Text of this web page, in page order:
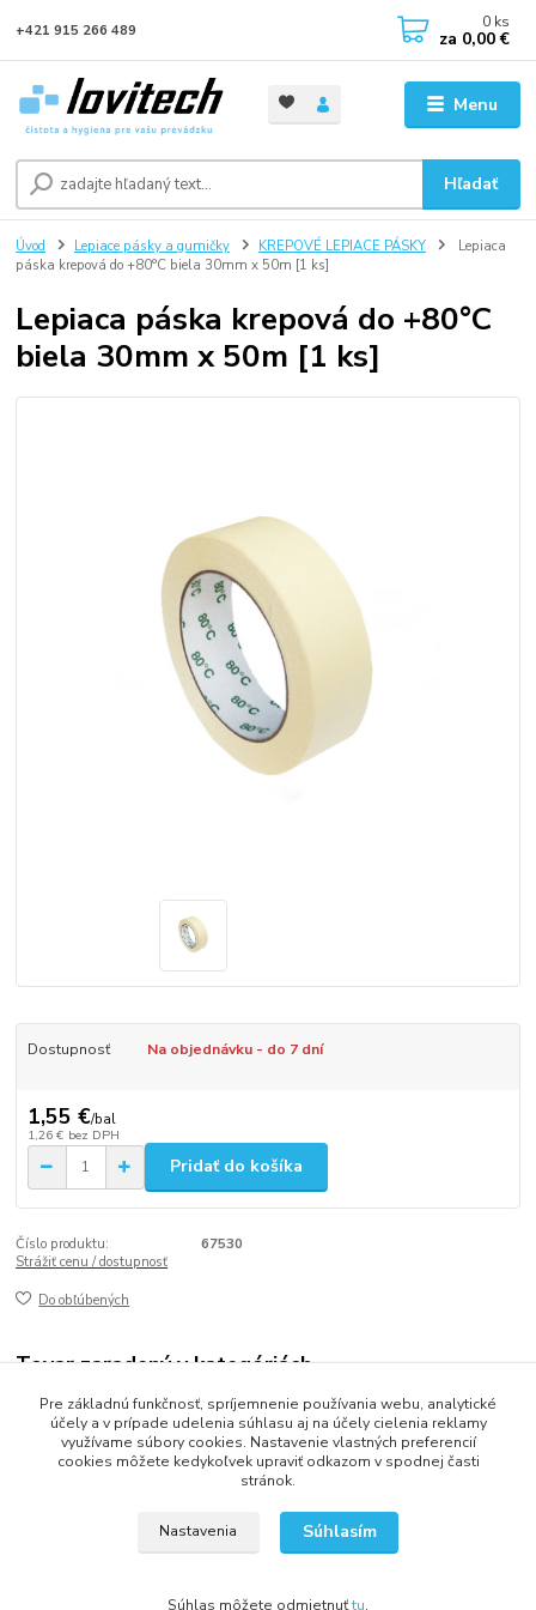
Menu
Hľadať
+421 915 266 489 0 ks
za 0,00 €
Úvod Lepiace pásky a gumičky KREPOVÉ LEPIACE PÁSKY
Lepiaca
páska krepová do +80°C biela 30mm x 50m [1 ks]
Lepiaca páska krepová do +80°C
biela 30mm x 50m [1 ks]
Dostupnosť Na objednávku - do 7 dní
1,55 €/bal
1,26 € bez DPH
Pridať do košíka
Číslo produktu:
67530
Strážiť cenu / dostupnosť
Do obľúbených
Tovar zaradený v kategóriách
KREPOVÉ LEPIACE PÁSKY
2013 - 2025 LOVITECH, s.r.o. - Už 12 rokov s Vami...
Pre základnú funkčnosť, spríjemnenie používania webu, analytické
účely a v prípade udelenia súhlasu aj na účely cielenia reklamy
využívame súbory cookies. Nastavenie vlastných preferencií
cookies môžete kedykoľvek upraviť odkazom v spodnej časti
stránok.
Nastavenia Súhlasím
Súhlas môžete odmietnuťtu.